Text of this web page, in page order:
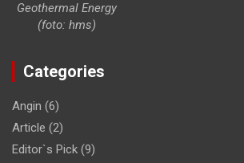
Geothermal Energy
(foto: hms)
Categories
Angin (6)
Article (2)
Editor`s Pick (9)